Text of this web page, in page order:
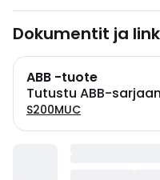
Dokumentit ja
ABB -tuote
Tutustu ABB-sarjaan
S200MUC